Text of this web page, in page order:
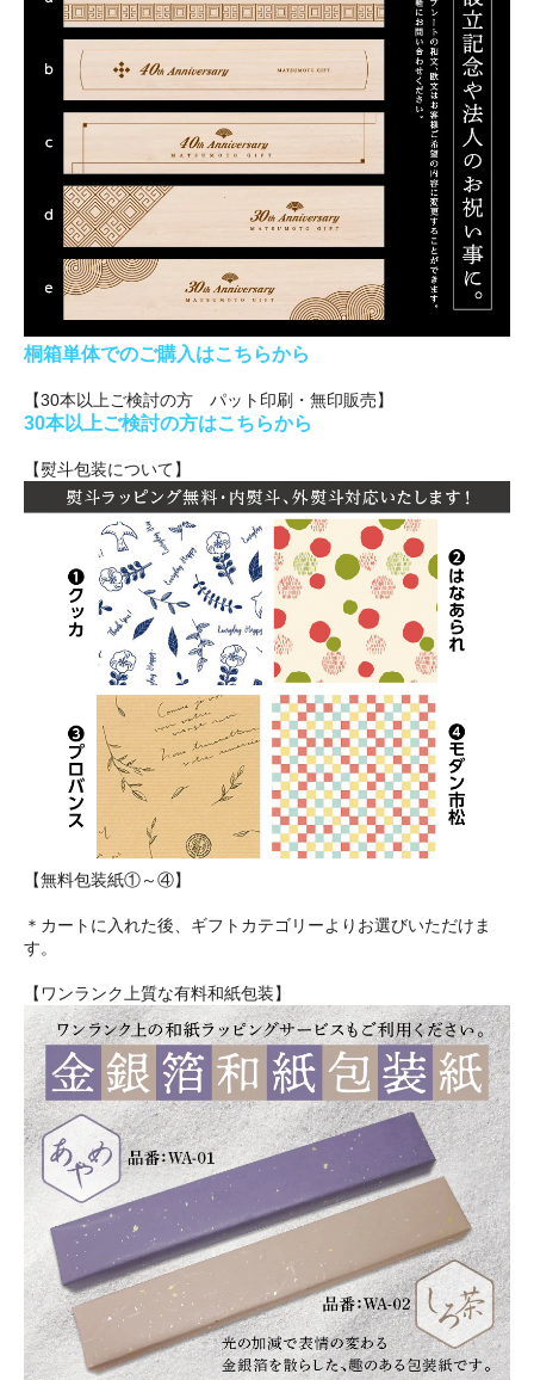
桐箱単体でのご購入はこちらから
【30本以上ご検討の方 パット印刷・無印販売】
30本以上ご検討の方はこちらから
【熨斗包装について】
【無料包装紙①～④】
＊カートに入れた後、ギフトカテゴリーよりお選びいただけま
す。
【ワンランク上質な有料和紙包装】